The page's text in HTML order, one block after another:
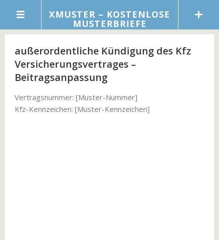
XMUSTER – KOSTENLOSE
MUSTERBRIEFE
außerordentliche Kündigung des Kfz
Versicherungsvertrages –
Beitragsanpassung
Vertragsnummer: [Muster-Nummer]
Kfz-Kennzeichen: [Muster-Kennzeichen]